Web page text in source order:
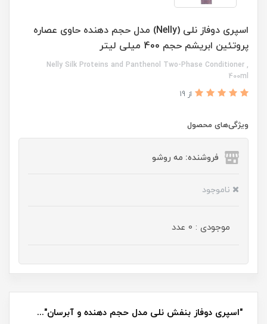
اسپری دوفاز نلی (Nelly) مدل حجم دهنده حاوی عصاره
پروتئین ابریشم حجم 400 میلی لیتر
Nelly Silk Proteins and Panthenol Two-Phase Conditioner ,
400ml
از 19
ویژگی‌های محصول
فروشنده: مه رو‌شو
ناموجود
موجودی : 0 عدد
"اسپری دوفاز بنفش نلی مدل حجم دهنده و آبرسان"...